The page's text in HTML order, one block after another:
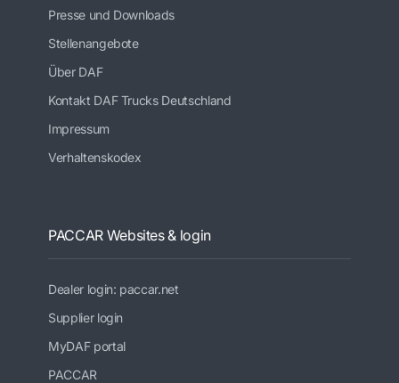
Presse und Downloads
Stellenangebote
Über DAF
Kontakt DAF Trucks Deutschland
Impressum
Verhaltenskodex
PACCAR Websites & login
Dealer login: paccar.net
Supplier login
MyDAF portal
PACCAR